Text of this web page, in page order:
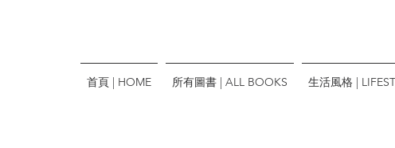
首頁 | HOME 所有圖書 | ALL BOOKS 生活風格 |